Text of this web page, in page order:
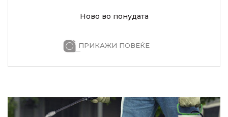
Ново во понудата
ПРИКАЖИ ПОВЕЌЕ